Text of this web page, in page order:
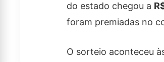
do estado chegou a
foram premiadas no
O sorteio aconteceu